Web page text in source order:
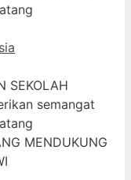
SEKOLAH
semangat
MENDUKUNG